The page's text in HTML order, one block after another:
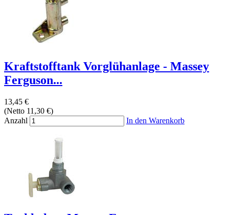
Kraftstofftank Vorglühanlage - Massey
Ferguson...
13,45 €
(Netto 11,30 €)
Anzahl
In den Warenkorb